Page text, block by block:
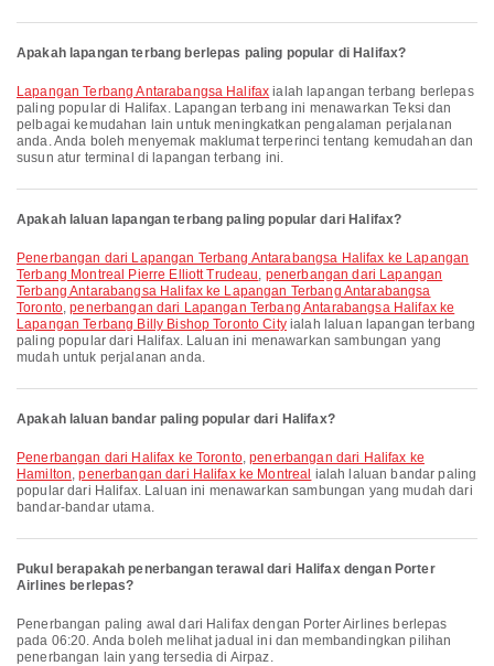
Apakah lapangan terbang berlepas paling popular di Halifax?
Lapangan Terbang Antarabangsa Halifax ialah lapangan terbang berlepas
paling popular di Halifax. Lapangan terbang ini menawarkan Teksi dan
pelbagai kemudahan lain untuk meningkatkan pengalaman perjalanan
anda. Anda boleh menyemak maklumat terperinci tentang kemudahan dan
susun atur terminal di lapangan terbang ini.
Apakah laluan lapangan terbang paling popular dari Halifax?
penerbangan dari Lapangan Terbang Antarabangsa Halifax ke Lapangan
Terbang Montreal Pierre Elliott Trudeau, penerbangan dari Lapangan
Terbang Antarabangsa Halifax ke Lapangan Terbang Antarabangsa
Toronto,penerbangan dari Lapangan Terbang Antarabangsa Halifax ke
Lapangan Terbang Billy Bishop Toronto Cityialah laluan lapangan terbang
paling popular dari Halifax. Laluan ini menawarkan sambungan yang
mudah untuk perjalanan anda.
Apakah laluan bandar paling popular dari Halifax?
penerbangan dari Halifax ke Toronto,penerbangan dari Halifax ke
Hamilton,penerbangan dari Halifax ke Montreal ialah laluan bandar paling
popular dari Halifax. Laluan ini menawarkan sambungan yang mudah dari
bandar-bandar utama.
Pukul berapakah penerbangan terawal dari Halifax dengan Porter
Airlines berlepas?
Penerbangan paling awal dari Halifax dengan Porter Airlines berlepas
pada 06:20. Anda boleh melihat jadual ini dan membandingkan pilihan
penerbangan lain yang tersedia di Airpaz.